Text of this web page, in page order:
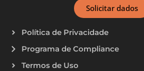
Solicitar dados
Política de Privacidade
Programa de Compliance
Termos de Uso